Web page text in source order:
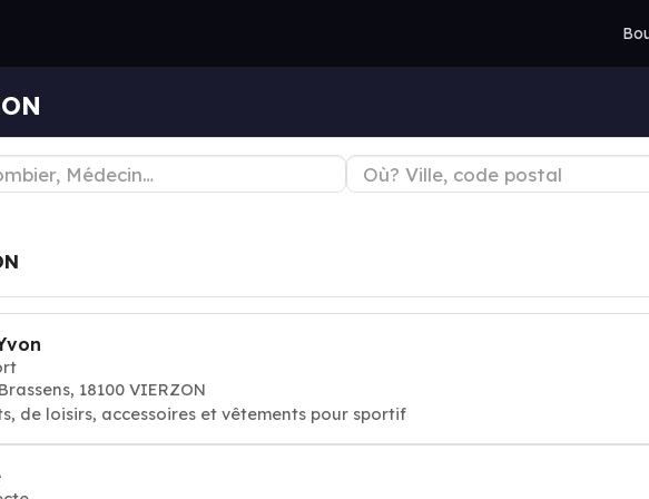
18100 VIERZON
de loisirs, accessoires et vêtements pour sportif